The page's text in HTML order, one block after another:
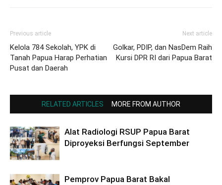
Previous article
Kelola 784 Sekolah, YPK di
Tanah Papua Harap Perhatian
Pusat dan Daerah
Next article
Golkar, PDIP, dan NasDem Raih
Kursi DPR RI dari Papua Barat
RELATED ARTICLES MORE FROM AUTHOR
Alat Radiologi RSUP Papua Barat
Diproyeksi Berfungsi September
Pemprov Papua Barat Bakal